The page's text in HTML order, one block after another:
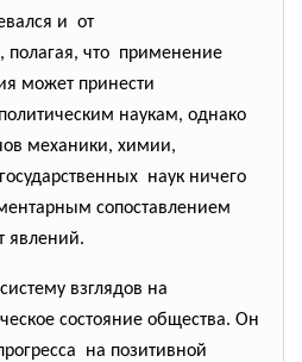
и от
полагая, что применение
может принести
наукам, однако
механики, химии,
наук ничего
сопоставлением
явлений.
взглядов на
состояние общества. Он
на позитивной